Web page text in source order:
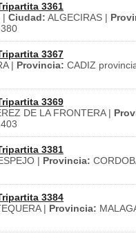
3361
| Ciudad: ALGECIRAS |
3367
| Provincia: CADIZ
3369
DE LA FRONTERA |
3381
| Provincia:
3384
| Provincia: